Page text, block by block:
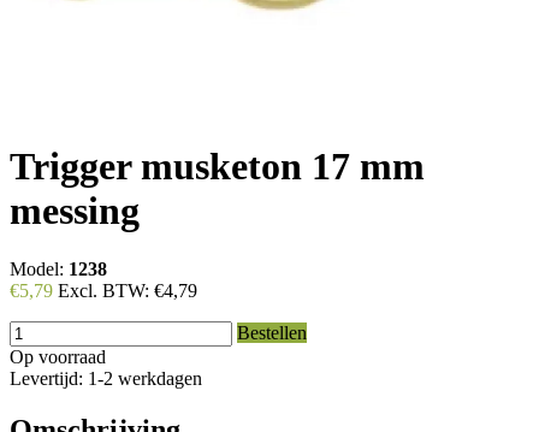
Trigger musketon 17 mm
messing
Model: 1238
€5,79 Excl. BTW: €4,79
Bestellen
Op voorraad
Levertijd: 1-2 werkdagen